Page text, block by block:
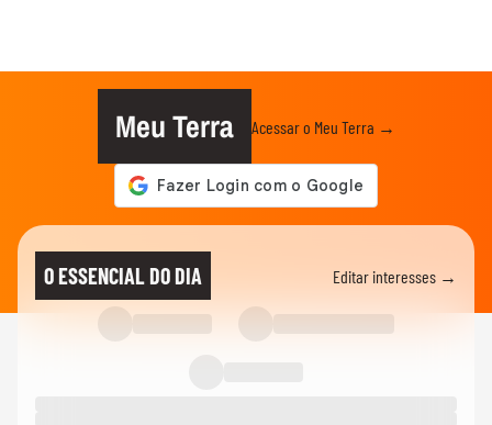
Meu Terra Acessar o Meu Terra →
O ESSENCIAL DO DIA Editar interesses →